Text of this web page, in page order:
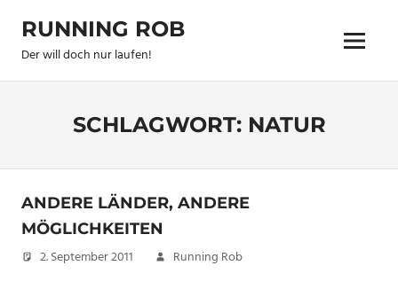
Inhalt
springen
RUNNING ROB
Der will doch nur laufen! Menu
SCHLAGWORT: NATUR
ANDERE LÄNDER, ANDERE
MÖGLICHKEITEN
2. September 2011 Running Rob